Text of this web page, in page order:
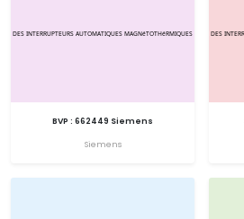
BVP : 662449 Siemens
Siemens